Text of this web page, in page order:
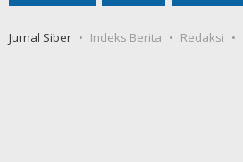
Jurnal Siber Indeks Berita Redaksi